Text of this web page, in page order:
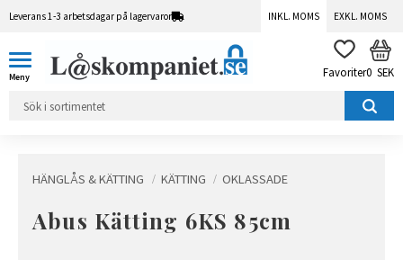
Leverans 1-3 arbetsdagar på lagervaror INKL. MOMS EXKL. MOMS
FAVORITER
0 SEK
HÄNGLÅS & KÄTTING KÄTTING OKLASSADE
Abus Kätting 6KS 85cm